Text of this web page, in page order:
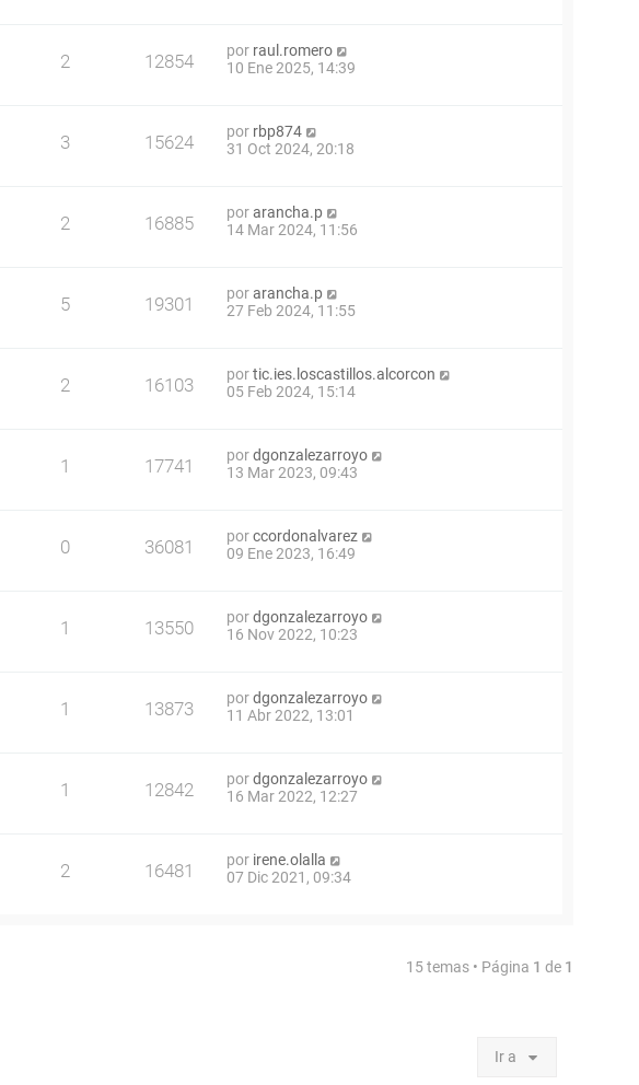
2 12854 por raul.romero
10 Ene 2025, 14:39
3 15624 por rbp874
31 Oct 2024, 20:18
2 16885 porarancha.p
14 Mar 2024, 11:56
5 19301 porarancha.p
27 Feb 2024, 11:55
2 16103 portic.ies.loscastillos.alcorcon
05 Feb 2024, 15:14
1 17741 pordgonzalezarroyo
13 Mar 2023, 09:43
0 36081 porccordonalvarez
09 Ene 2023, 16:49
1 13550 pordgonzalezarroyo
16 Nov 2022, 10:23
1 13873 pordgonzalezarroyo
11 Abr 2022, 13:01
1 12842 pordgonzalezarroyo
16 Mar 2022, 12:27
2 16481 por irene.olalla
07 Dic 2021, 09:34
15 temas • Página 1 de 1
Ir a